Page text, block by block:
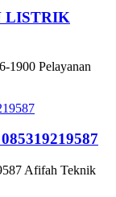
LISTRIK
Pelayanan
Afifah Teknik